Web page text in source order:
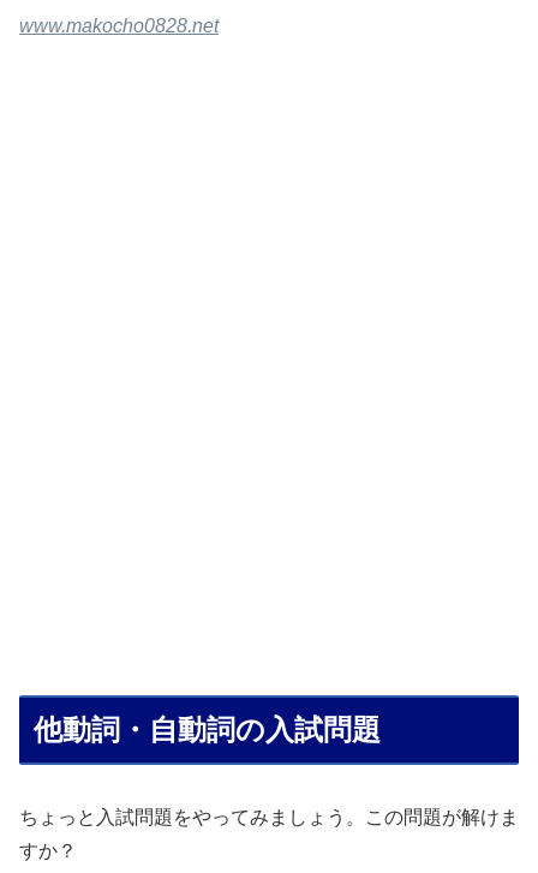
www.makocho0828.net
他動詞・自動詞の入試問題
ちょっと入試問題をやってみましょう。この問題が解けま
すか？